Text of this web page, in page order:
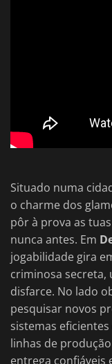
Situado numa
o charme dos
pôr à prova as
nunca antes. Em
jogabilidade gira
criminosa secreta,
disfarce. No lado
pesquisar novos
sistemas
linhas de
entrega